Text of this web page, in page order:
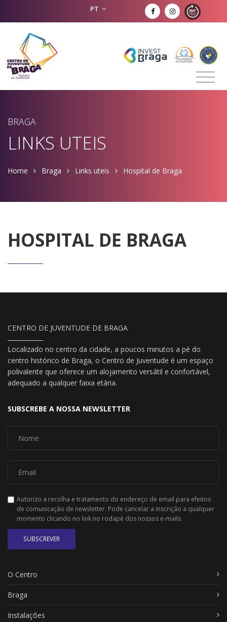
PT
BRAGA
LINKS UTEIS
Home Braga Links uteis Hospital de Braga
HOSPITAL DE BRAGA
CENTRO DE JUVENTUDE DE BRAGA
Localizado no centro da cidade, a poucos minutos a pé do
centro histórico de Braga, o Centro de Juventude é um espaço
polivalente que oferece um alojamento versátil e confortável,
adequado a qualquer faixa etária.
SUBSCREBE A NOSSA NEWSLETTER
Autorizo a recolha e tratamento do endereço de email para efeitos
de comunicação de newsletter. Pode cancelar a inscrição a qualquer
momento clicando no link no rodapé dos nossos e-mails.
SUBSCREVER
O Centro
Braga
Instalações